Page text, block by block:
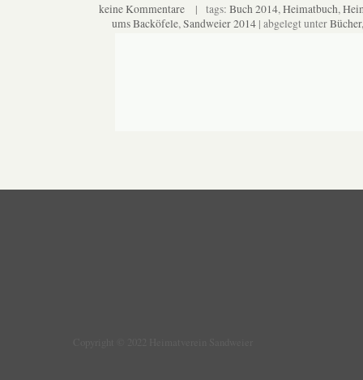
keine Kommentare | tags: Buch 2014,Heimatbuch,
ums Backöfele,Sandweier 2014| abgelegt unter